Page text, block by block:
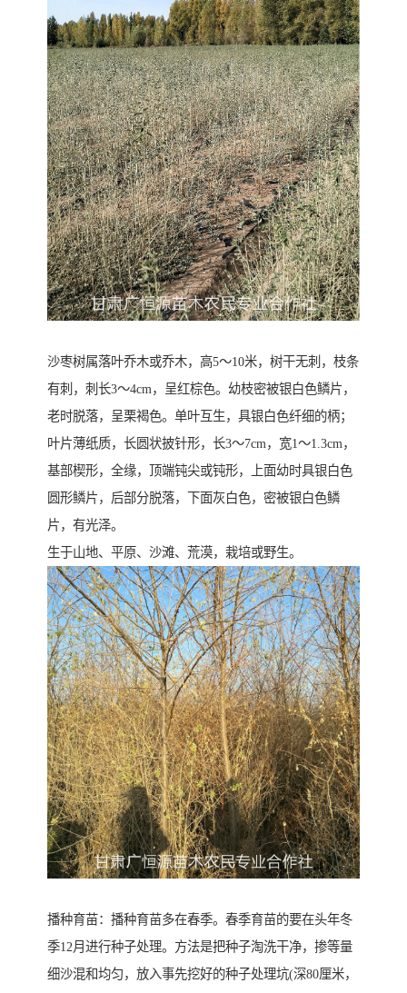
沙枣树属落叶乔木或乔木，高5～10米，树干无刺，枝条
有刺，刺长3～4cm，呈红棕色。幼枝密被银白色鳞片，
老时脱落，呈栗褐色。单叶互生，具银白色纤细的柄；
叶片薄纸质，长圆状披针形，长3～7cm，宽1～1.3cm，
基部楔形，全缘，顶端钝尖或钝形，上面幼时具银白色
圆形鳞片，后部分脱落，下面灰白色，密被银白色鳞
片，有光泽。
生于山地、平原、沙滩、荒漠，栽培或野生。
播种育苗：播种育苗多在春季。春季育苗的要在头年冬
季12月进行种子处理。方法是把种子淘洗干净，掺等量
细沙混和均匀，放入事先挖好的种子处理坑(深80厘米，